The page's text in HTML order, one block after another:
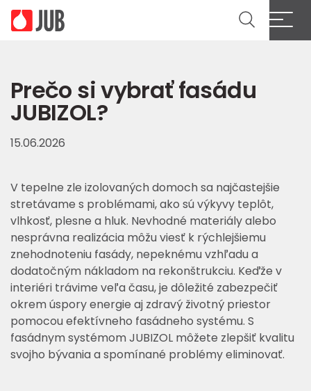
Prečo si vybrať fasádu
JUBIZOL?
15.06.2026
V tepelne zle izolovaných domoch sa najčastejšie
stretávame s problémami, ako sú výkyvy teplôt,
vlhkosť, plesne a hluk. Nevhodné materiály alebo
nesprávna realizácia môžu viesť k rýchlejšiemu
znehodnoteniu fasády, nepeknému vzhľadu a
dodatočným nákladom na rekonštrukciu. Keďže v
interiéri trávime veľa času, je dôležité zabezpečiť
okrem úspory energie aj zdravý životný priestor
pomocou efektívneho fasádneho systému. S
fasádnym systémom JUBIZOL môžete zlepšiť kvalitu
svojho bývania a spomínané problémy eliminovať.